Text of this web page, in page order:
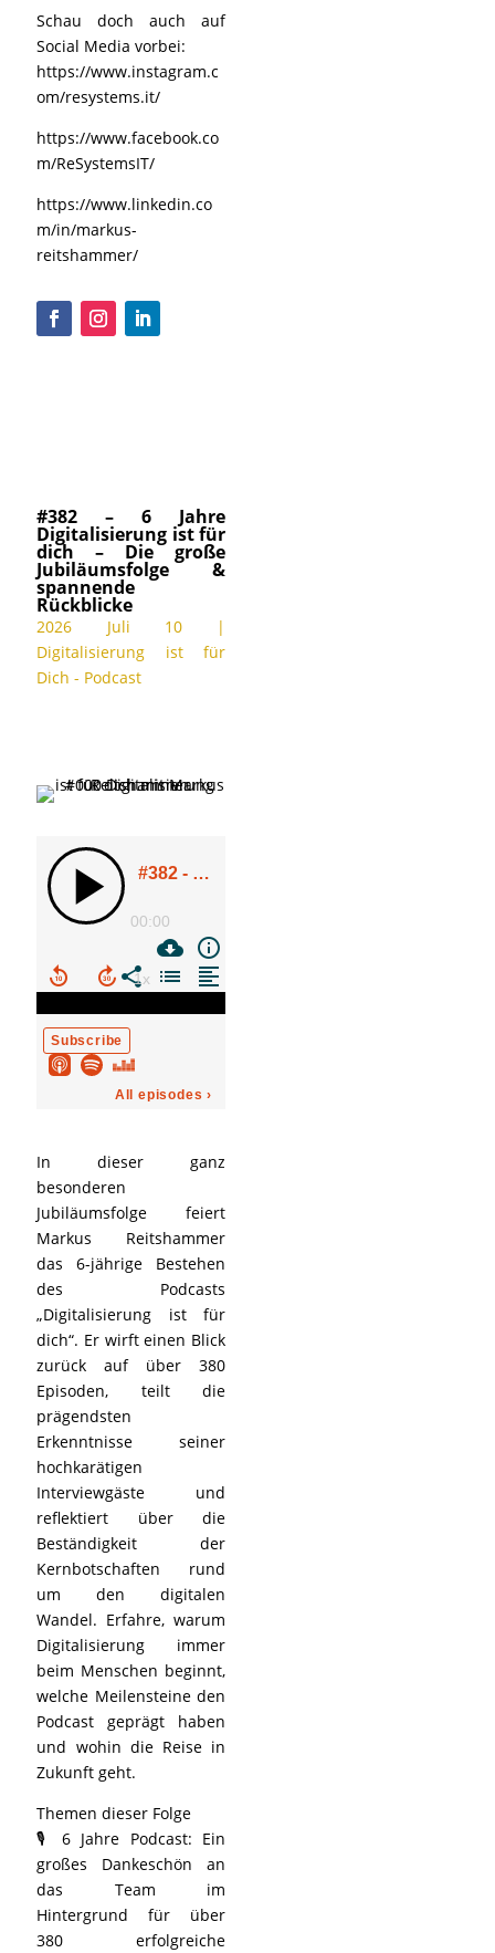
Schau doch auch auf
Social Media vorbei:
https://www.instagram.c
om/resystems.it/
https://www.facebook.co
m/ReSystemsIT/
https://www.linkedin.co
m/in/markus-
reitshammer/
#382 – 6 Jahre
Digitalisierung ist für
dich – Die große
Jubiläumsfolge &
spannende
Rückblicke
2026 Juli 10|
Digitalisierung ist für
Dich - Podcast
In dieser ganz
besonderen
Jubiläumsfolge feiert
Markus Reitshammer
das 6-jährige Bestehen
des Podcasts
„Digitalisierung ist für
dich“. Er wirft einen Blick
zurück auf über 380
Episoden, teilt die
prägendsten
Erkenntnisse seiner
hochkarätigen
Interviewgäste und
reflektiert über die
Beständigkeit der
Kernbotschaften rund
um den digitalen
Wandel. Erfahre, warum
Digitalisierung immer
beim Menschen beginnt,
welche Meilensteine den
Podcast geprägt haben
und wohin die Reise in
Zukunft geht.
Themen dieser Folge
🎙️ 6 Jahre Podcast: Ein
großes Dankeschön an
das Team im
Hintergrund für über
380 erfolgreiche